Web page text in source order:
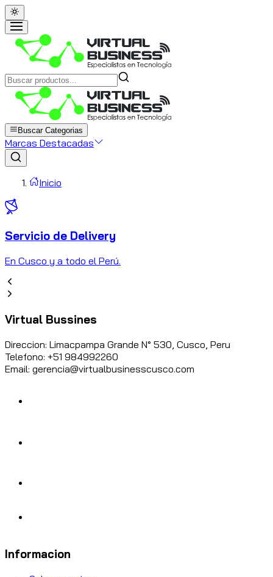
Buscar Categorias
Marcas Destacadas
Inicio
Servicio de Delivery
En Cusco y a todo el Perú.
Virtual Bussines
Direccion: Limacpampa Grande N° 530, Cusco, Peru
Telefono: +51 984992260
Email: gerencia@virtualbusinesscusco.com
Informacion